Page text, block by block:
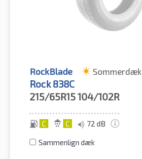
RockBlade Sommerdæk
Rock 838C
215/65R15104/102R
C C 72 dB
Sammenlign dæk